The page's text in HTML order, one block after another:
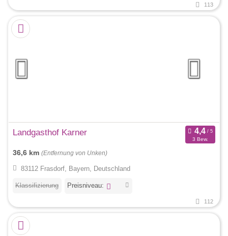
113
Landgasthof Karner
3 Bew.
36,6 km (Entfernung von Unken)
83112 Frasdorf, Bayern, Deutschland
Klassifizierung Preisniveau:
112